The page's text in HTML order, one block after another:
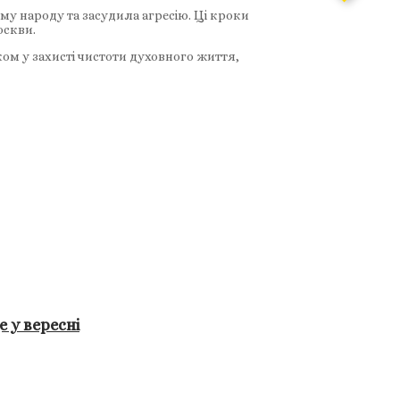
народу та засудила агресію. Ці кроки
у захисті чистоти духовного життя,
у вересні